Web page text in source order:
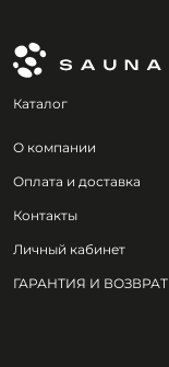
Каталог
О компании
Оплата и доставка
Контакты
Личный кабинет
ГАРАНТИЯ И ВОЗВРАТ